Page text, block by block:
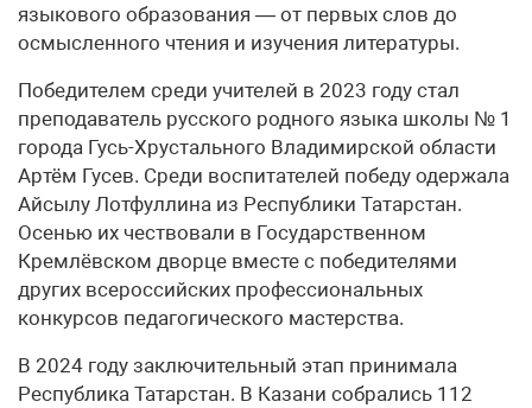
языкового образования — от первых слов до
осмысленного чтения и изучения литературы.
Победителем среди учителей в 2023 году стал
преподаватель русского родного языка школы № 1
города Гусь-Хрустального Владимирской области
Артём Гусев. Среди воспитателей победу одержала
Айсылу Лотфуллина из Республики Татарстан.
Осенью их чествовали в Государственном
Кремлёвском дворце вместе с победителями
других всероссийских профессиональных
конкурсов педагогического мастерства.
В 2024 году заключительный этап принимала
Республика Татарстан. В Казани собрались 112